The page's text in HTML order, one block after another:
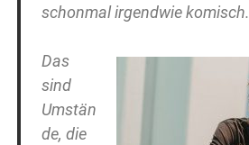
schonmal irgendwie komisch.
Das
sind
Umstän
de, die